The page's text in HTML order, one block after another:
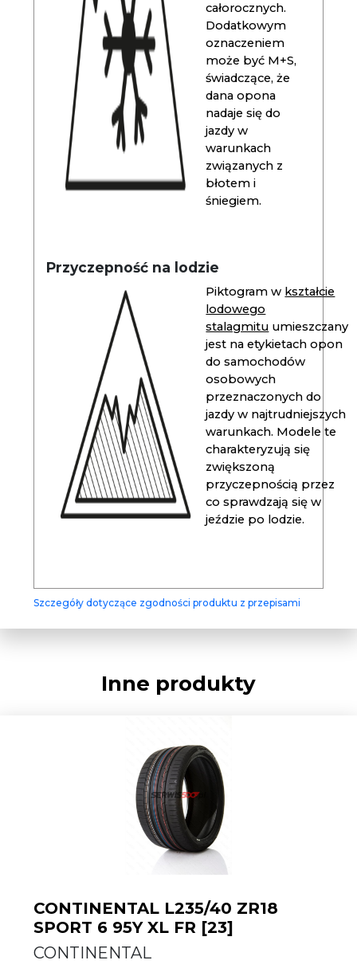
całorocznych.
Dodatkowym
oznaczeniem
może być M+S,
świadczące, że
dana opona
nadaje się do
jazdy w
warunkach
związanych z
błotem i
śniegiem.
Przyczepność na lodzie
Piktogram w kształcie
lodowego
stalagmitu umieszczany
jest na etykietach opon
do samochodów
osobowych
przeznaczonych do
jazdy w najtrudniejszych
warunkach. Modele te
charakteryzują się
zwiększoną
przyczepnością przez
co sprawdzają się w
jeździe po lodzie.
Szczegóły dotyczące zgodności produktu z przepisami
Inne produkty
CONTINENTAL L235/40 ZR18
SPORT 6 95Y XL FR [23]
CONTINENTAL